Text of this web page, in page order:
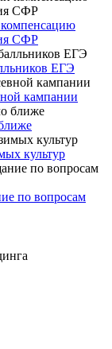
СФР
ЕГЭ
кампании
культур
по вопросам